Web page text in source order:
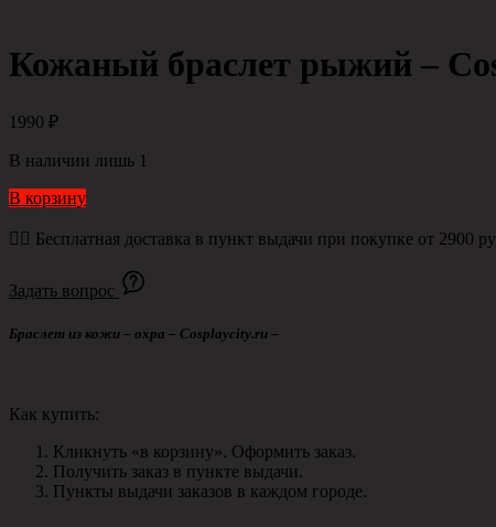
Кожаный браслет рыжий –
1990 ₽
В наличии лишь 1
В корзину
👉🏻 Бесплатная доставка в пункт выдачи при покупке от 2900
Задать вопрос
Браслет из кожи – охра – Сosplaycity.ru –
Как купить:
Кликнуть «в корзину». Оформить заказ.
Получить заказ в пункте выдачи.
Пункты выдачи заказов в каждом городе.